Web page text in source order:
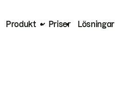
Produkt Priser Lösningar